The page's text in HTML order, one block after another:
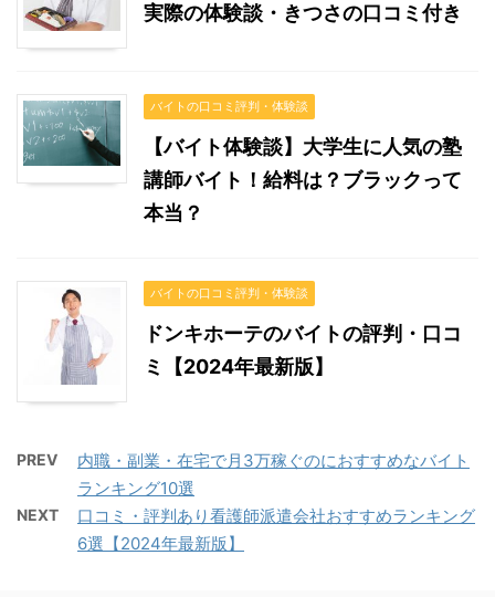
実際の体験談・きつさの口コミ付き
バイトの口コミ評判・体験談
【バイト体験談】大学生に人気の塾
講師バイト！給料は？ブラックって
本当？
バイトの口コミ評判・体験談
ドンキホーテのバイトの評判・口コ
ミ【2024年最新版】
PREV
内職・副業・在宅で月3万稼ぐのにおすすめなバイト
ランキング10選
NEXT
口コミ・評判あり看護師派遣会社おすすめランキング
6選【2024年最新版】